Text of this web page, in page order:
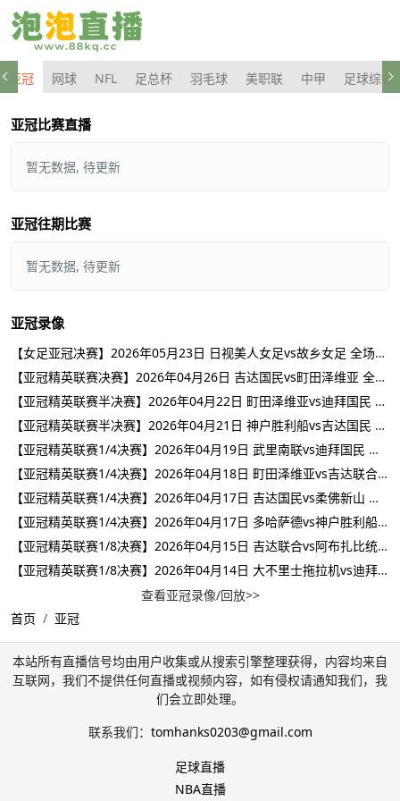
亚冠 网球 NFL 足总杯 羽毛球 美职联 中甲 足球综合
亚冠比赛直播
暂无数据, 待更新
亚冠往期比赛
暂无数据, 待更新
亚冠录像
【女足亚冠决赛】2026年05月23日 日视美人女足vs故乡女足 全场录像在线回放
【亚冠精英联赛决赛】2026年04月26日 吉达国民vs町田泽维亚 全场录像在线回放
【亚冠精英联赛半决赛】2026年04月22日 町田泽维亚vs迪拜国民 全场录像在线回放
【亚冠精英联赛半决赛】2026年04月21日 神户胜利船vs吉达国民 全场录像在线回放
【亚冠精英联赛1/4决赛】2026年04月19日 武里南联vs迪拜国民 全场录像在线回放
【亚冠精英联赛1/4决赛】2026年04月18日 町田泽维亚vs吉达联合 全场录像在线回放
【亚冠精英联赛1/4决赛】2026年04月17日 吉达国民vs柔佛新山 全场录像在线回放
【亚冠精英联赛1/4决赛】2026年04月17日 多哈萨德vs神户胜利船 全场录像在线回放
【亚冠精英联赛1/8决赛】2026年04月15日 吉达联合vs阿布扎比统一 全场录像在线回放
【亚冠精英联赛1/8决赛】2026年04月14日 大不里士拖拉机vs迪拜国民 全场录像在线回放
查看亚冠录像/回放>>
首页
亚冠
本站所有直播信号均由用户收集或从搜索引擎整理获得，内容均来自
互联网，我们不提供任何直播或视频内容，如有侵权请通知我们，我
们会立即处理。
联系我们： tomhanks0203@gmail.com
足球直播
NBA直播